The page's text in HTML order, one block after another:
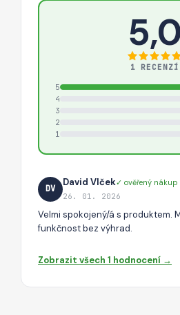
5,0
1 RECENZÍ
5
4
3
2
1
DV
David Vlček✓ ověřený nákup
26. 01. 2026
Velmi spokojený/á s produktem.
funkčnost bez výhrad.
Zobrazit všech 1 hodnocení →